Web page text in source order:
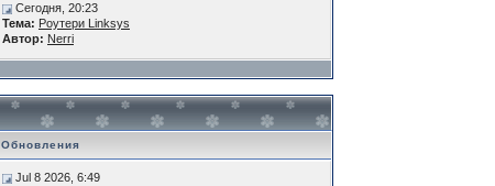
Сегодня, 20:23
Тема: Роутери Linksys
Автор: Nerri
Обновления
Jul 8 2026, 6:49